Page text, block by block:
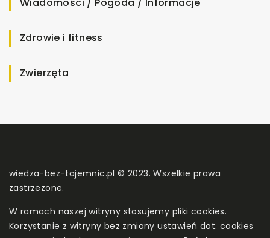
Zdrowie i fitness
Zwierzęta
wiedza-bez-tajemnic.pl © 2023. Wszelkie prawa
zastrzeżone.
W ramach naszej witryny stosujemy pliki cookies.
Korzystanie z witryny bez zmiany ustawień dot. cookies